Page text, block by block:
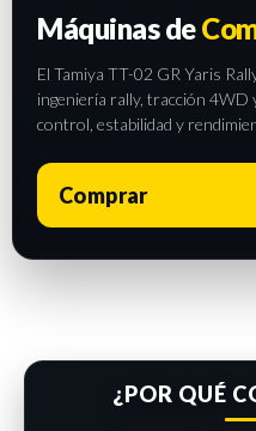
Máquinas de
El Tamiya TT-02 GR Yaris
ingeniería rally, tracción 4WD
control, estabilidad y
Comprar
¿POR QUÉ